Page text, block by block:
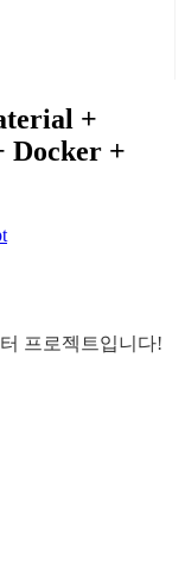
+
Docker +
프로젝트입니다!